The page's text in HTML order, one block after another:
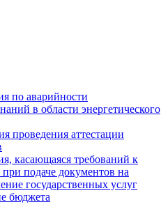
по аварийности
в области энергетического
проведения аттестации
касающаяся требований к
при подаче документов на
государственных услуг
бюджета